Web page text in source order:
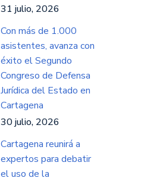
31 julio, 2026
Con más de 1.000
asistentes, avanza con
éxito el Segundo
Congreso de Defensa
Jurídica del Estado en
Cartagena
30 julio, 2026
Cartagena reunirá a
expertos para debatir
el uso de la